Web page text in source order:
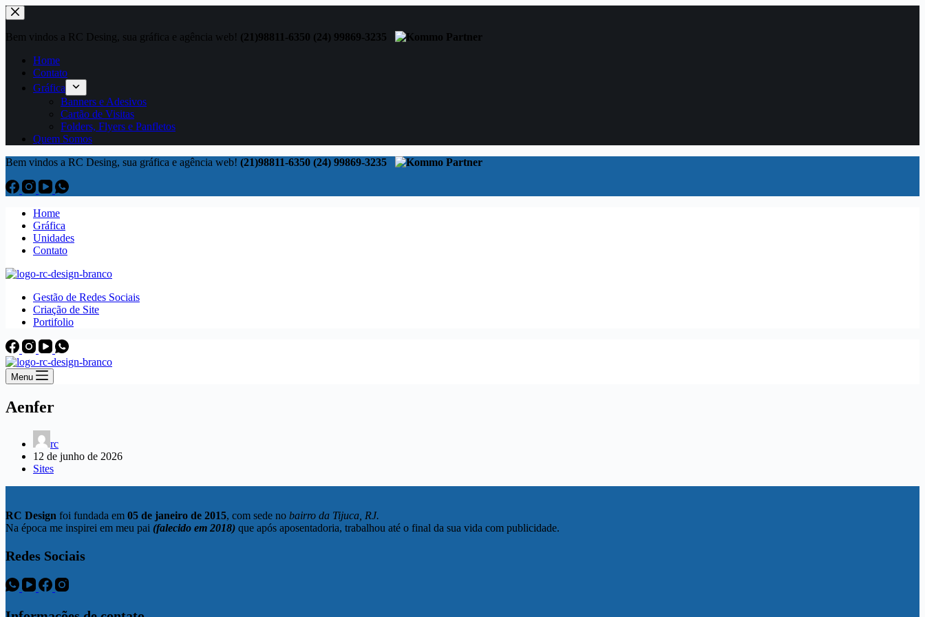
Bem vindos a RC Desing, sua gráfica e agência web! (21)98811-6350 (24) 99869-3235
Home
Contato
Gráfica
Banners e Adesivos
Cartão de Visitas
Folders, Flyers e Panfletos
Quem Somos
Bem vindos a RC Desing, sua gráfica e agência web! (21)98811-6350 (24) 99869-3235
Home
Gráfica
Unidades
Contato
Gestão de Redes Sociais
Criação de Site
Portifolio
Menu
Aenfer
rc
12 de junho de 2026
Sites
RC Design foi fundada em 05 de janeiro de 2015, com sede no bairro da Tijuca, RJ.
Na época me inspirei em meu pai (falecido em 2018) que após aposentadoria, trabalhou até o final da sua vida com publicidade.
Redes Sociais